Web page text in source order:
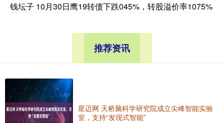
钱坛子 10月30日鹰19转债下跌045%，转股溢价率1075%
推荐资讯
星迈网 天桥脑科学研究院成立尖峰智能实验
室，支持“发现式智能”